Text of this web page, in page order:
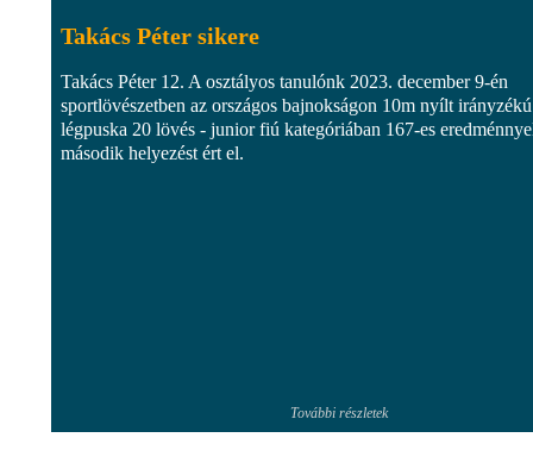
Takács Péter sikere
Takács Péter 12. A osztályos tanulónk 2023. december 9-én
sportlövészetben az országos bajnokságon 10m nyílt irányzékú
légpuska 20 lövés - junior fiú kategóriában 167-es
második helyezést ért el.
További részletek